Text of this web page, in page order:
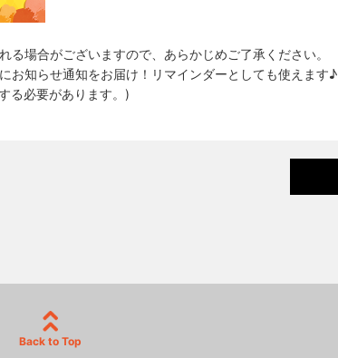
場合がございますので、あらかじめご了承ください。
お知らせ通知をお届け！リマインダーとしても使えます♪
る必要があります。)
Back to Top